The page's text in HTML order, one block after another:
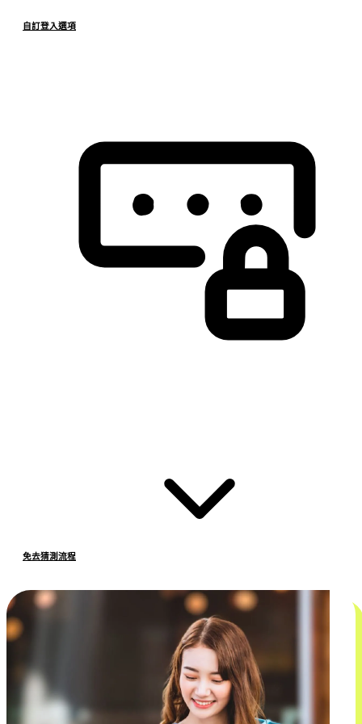
自訂登入選項
免去猜測流程